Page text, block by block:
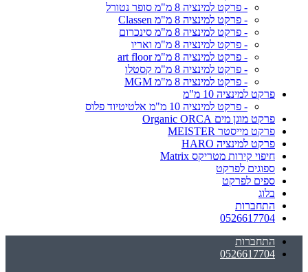
- פרקט למינציה 8 מ"מ סופר נטורל
- פרקט למינציה 8 מ"מ Classen
- פרקט למינציה 8 מ"מ סינכרום
- פרקט למינציה 8 מ"מ ואריו
- פרקט למינציה 8 מ"מ art floor
- פרקט למינציה 8 מ"מ קסטלו
- פרקט למינציה 8 מ"מ MGM
פרקט למינציה 10 מ"מ
- פרקט למינציה 10 מ"מ אלטיטיוד פלוס
פרקט מוגן מים Organic ORCA
פרקט מייסטר MEISTER
פרקט למינציה HARO
חיפוי קירות מטריקס Matrix
ספוגים לפרקט
ספים לפרקט
בלוג
התחברות
0526617704
התחברות
0526617704